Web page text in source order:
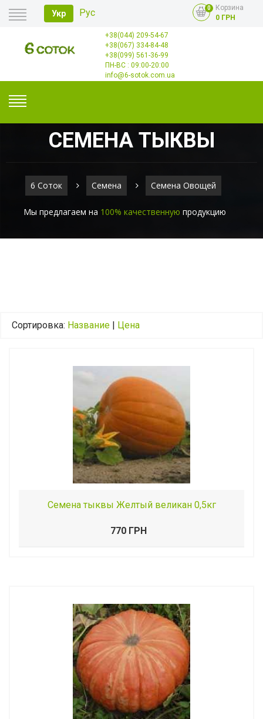
Укр Рус 0
Корзина
0 ГРН
Главная
Оплата
Доставка
+38(044) 209-54-67
+38(067) 334-84-48
+38(099) 561-36-99
ПН-ВС : 09:00-20:00
info@6-sotok.com.ua
СЕМЕНА ТЫКВЫ
6 Соток Семена Семена Овощей
Мы предлагаем на 100% качественную продукцию
Сортировка: Название | Цена
Семена тыквы Желтый великан 0,5кг
770 ГРН